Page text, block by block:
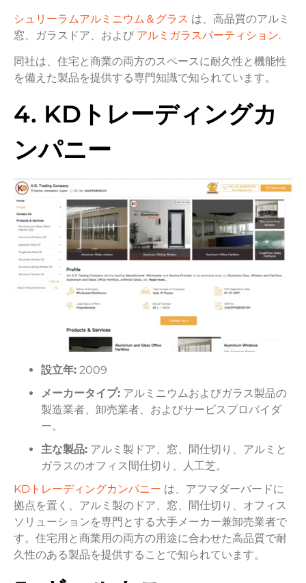
シュリーラムアルミニウム＆グラス は、高品質のアルミ
窓、ガラスドア、および アルミガラスパーティション.
同社は、住宅と商業の両方のスペースに耐久性と機能性
を備えた製品を提供する専門知識で知られています。
4. KDトレーディングカ
ンパニー
設立年: 2009
メーカータイプ: アルミニウムおよびガラス製品の
製造業者、卸売業者、およびサービスプロバイダ
ー。
主な製品: アルミ製ドア、窓、間仕切り、アルミと
ガラスのオフィス間仕切り、人工芝。
KDトレーディングカンパニー は、アフマダーバードに
拠点を置く、アルミ製のドア、窓、間仕切り、オフィス
ソリューションを専門とする大手メーカー兼卸売業者で
す。住宅用と商業用の両方の用途に合わせた高品質で耐
久性のある製品を提供することで知られています。